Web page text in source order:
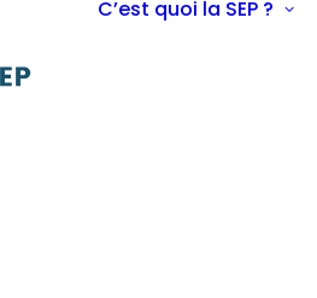
C’est quoi la SEP ?